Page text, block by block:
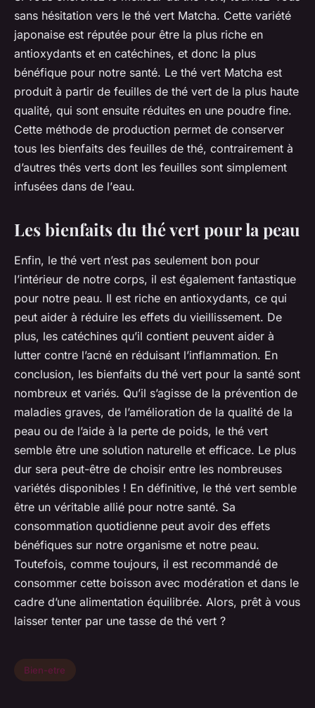
sans hésitation vers le thé vert Matcha. Cette variété
japonaise est réputée pour être la plus riche en
antioxydants et en catéchines, et donc la plus
bénéfique pour notre santé. Le thé vert Matcha est
produit à partir de feuilles de thé vert de la plus haute
qualité, qui sont ensuite réduites en une poudre fine.
Cette méthode de production permet de conserver
tous les bienfaits des feuilles de thé, contrairement à
d’autres thés verts dont les feuilles sont simplement
infusées dans de l’eau.
Les bienfaits du thé vert pour la peau
Enfin, le thé vert n’est pas seulement bon pour
l’intérieur de notre corps, il est également fantastique
pour notre peau. Il est riche en antioxydants, ce qui
peut aider à réduire les effets du vieillissement. De
plus, les catéchines qu’il contient peuvent aider à
lutter contre l’acné en réduisant l’inflammation. En
conclusion, les bienfaits du thé vert pour la santé sont
nombreux et variés. Qu’il s’agisse de la prévention de
maladies graves, de l’amélioration de la qualité de la
peau ou de l’aide à la perte de poids, le thé vert
semble être une solution naturelle et efficace. Le plus
dur sera peut-être de choisir entre les nombreuses
variétés disponibles ! En définitive, le thé vert semble
être un véritable allié pour notre santé. Sa
consommation quotidienne peut avoir des effets
bénéfiques sur notre organisme et notre peau.
Toutefois, comme toujours, il est recommandé de
consommer cette boisson avec modération et dans le
cadre d’une alimentation équilibrée. Alors, prêt à vous
laisser tenter par une tasse de thé vert ?
Bien-etre